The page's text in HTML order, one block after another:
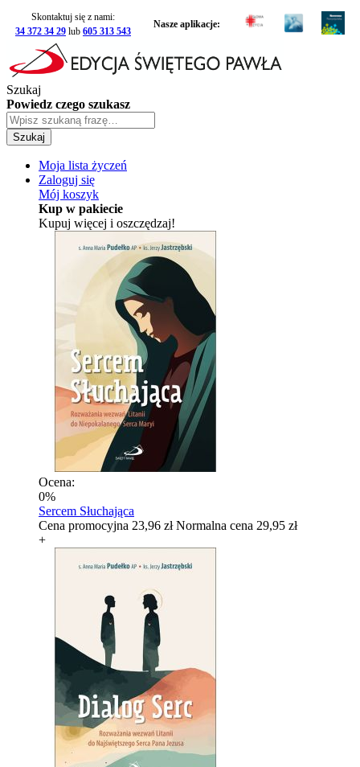
Skontaktuj się z nami:
34 372 34 29 lub 605 313 543
Nasze aplikacje:
Szukaj
Powiedz czego szukasz
Szukaj
Moja lista życzeń
Zaloguj się
Mój koszyk
Kup w pakiecie
Kupuj więcej i oszczędzaj!
Ocena:
0%
Sercem Słuchająca
Cena promocyjna 23,96 zł Normalna cena 29,95 zł
+